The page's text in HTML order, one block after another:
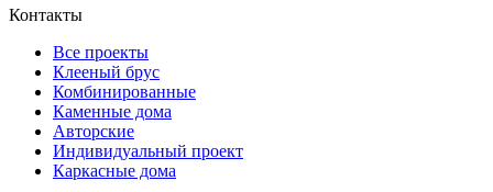
Контакты
Все проекты
Клееный брус
Комбинированные
Каменные дома
Авторские
Индивидуальный проект
Каркасные дома